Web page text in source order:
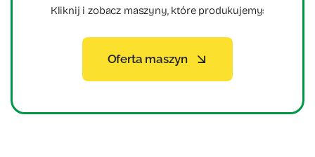
Kliknij i zobacz maszyny, które produkujemy:
Oferta maszyn